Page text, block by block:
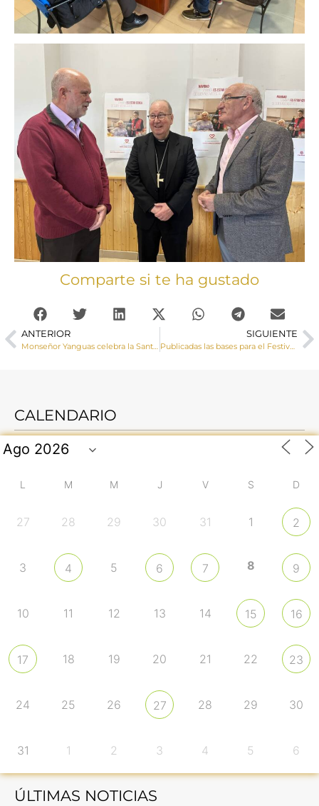
Comparte si te ha gustado
ANTERIOR
Monseñor Yanguas celebra la Santa Misa de la Hospitalidad Nuestra Señora de Lourdes
SIGUIENTE
Publicadas las bases para el Festival Canción Vocacional
CALENDARIO
L M M J V S D
27 28 29 30 31 1 2
3 4 5 6 7 8 9
10 11 12 13 14 15 16
17 18 19 20 21 22 23
24 25 26 27 28 29 30
31 1 2 3 4 5 6
ÚLTIMAS NOTICIAS